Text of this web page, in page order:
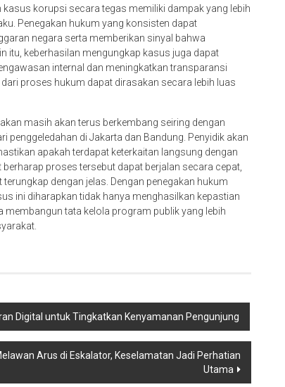
korupsi secara tegas memiliki dampak yang lebih
Penegakan hukum yang konsisten dapat
negara serta memberikan sinyal bahwa
itu, keberhasilan mengungkap kasus juga dapat
internal dan meningkatkan transparansi
proses hukum dapat dirasakan secara lebih luas
masih akan terus berkembang seiring dengan
penggeledahan di Jakarta dan Bandung. Penyidik akan
apakah terdapat keterkaitan langsung dengan
proses tersebut dapat berjalan secara cepat,
dengan jelas. Dengan penegakan hukum
ini diharapkan tidak hanya menghasilkan kepastian
tata kelola program publik yang lebih
Digital untuk Tingkatkan Kenyamanan Pengunjung
Arus di Eskalator, Keselamatan Jadi Perhatian
Utama